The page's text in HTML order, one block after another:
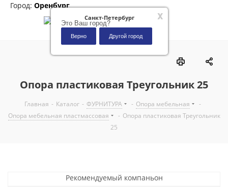
x
Санкт-Петербург
Это Ваш город?
Верно Другой город
Город: Оренбург
Опора пластиковая Треугольник 25
Главная - Каталог - ФУРНИТУРА - Опора мебельная
-
Опора мебельная пластмассовая
- Опора пластиковая Треугольник
25
Рекомендуемый компаньон